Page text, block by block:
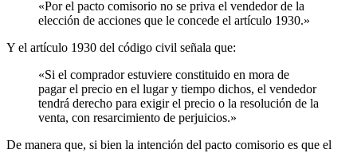
«Por el pacto comisorio no se priva el vendedor de la
elección de acciones que le concede el artículo 1930.»
Y el artículo 1930 del código civil señala que:
«Si el comprador estuviere constituido en mora de
pagar el precio en el lugar y tiempo dichos, el vendedor
tendrá derecho para exigir el precio o la resolución de la
venta, con resarcimiento de perjuicios.»
De manera que, si bien la intención del pacto comisorio es que el